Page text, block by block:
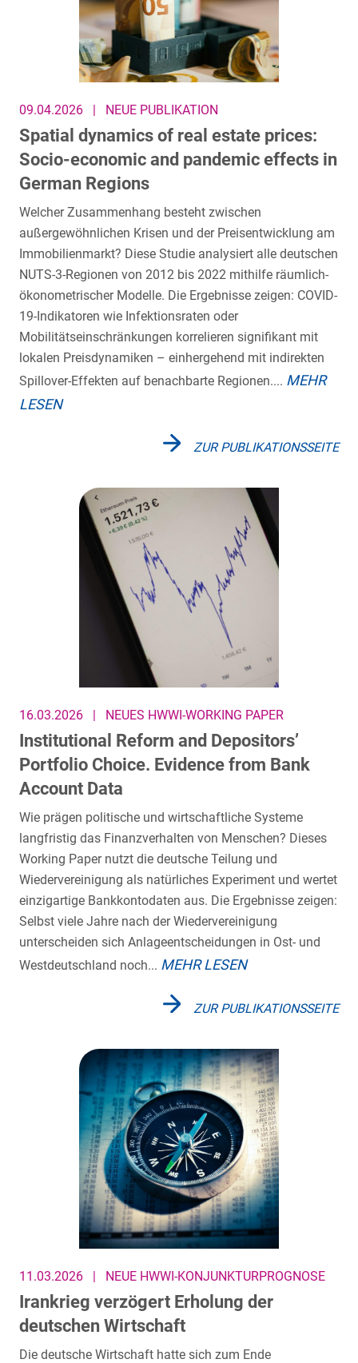
09.04.2026 | NEUE PUBLIKATION
Spatial dynamics of real estate prices:
Socio-economic and pandemic effects in
German Regions
Welcher Zusammenhang besteht zwischen
außergewöhnlichen Krisen und der Preisentwicklung am
Immobilienmarkt? Diese Studie analysiert alle deutschen
NUTS-3-Regionen von 2012 bis 2022 mithilfe räumlich-
ökonometrischer Modelle. Die Ergebnisse zeigen: COVID-
19-Indikatoren wie Infektionsraten oder
Mobilitätseinschränkungen korrelieren signifikant mit
lokalen Preisdynamiken – einhergehend mit indirekten
Spillover-Effekten auf benachbarte Regionen.... MEHR
LESEN
ZUR PUBLIKATIONSSEITE
16.03.2026 NEUES HWWI-WORKING PAPER
Institutional Reform and Depositors’
Portfolio Choice. Evidence from Bank
Account Data
Wie prägen politische und wirtschaftliche Systeme
langfristig das Finanzverhalten von Menschen? Dieses
Working Paper nutzt die deutsche Teilung und
Wiedervereinigung als natürliches Experiment und wertet
einzigartige Bankkontodaten aus. Die Ergebnisse zeigen:
Selbst viele Jahre nach der Wiedervereinigung
unterscheiden sich Anlageentscheidungen in Ost- und
Westdeutschland noch... MEHR LESEN
ZUR PUBLIKATIONSSEITE
11.03.2026 | NEUE HWWI-KONJUNKTURPROGNOSE
Irankrieg verzögert Erholung der
deutschen Wirtschaft
Die deutsche Wirtschaft hatte sich zum Ende